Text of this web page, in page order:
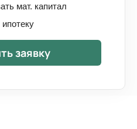
мат. капитал
заявку